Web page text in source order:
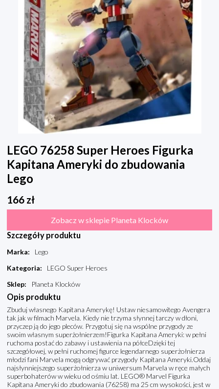
LEGO 76258 Super Heroes Figurka
Kapitana Ameryki do zbudowania
Lego
166 zł
Zobacz w sklepie Planeta Klocków
Szczegóły produktu
Marka:
Lego
Kategoria:
LEGO Super Heroes
Sklep: Planeta Klocków
Opis produktu
Zbuduj własnego Kapitana Amerykę! Ustaw niesamowitego Avengera
tak jak w filmach Marvela. Kiedy nie trzyma słynnej tarczy w dłoni,
przyczep ją do jego pleców. Przygotuj się na wspólne przygody ze
swoim własnym superżołnierzem!Figurka Kapitana Ameryki: w pełni
ruchoma postać do zabawy i ustawienia na półceDzięki tej
szczegółowej, w pełni ruchomej figurce legendarnego superżołnierza
młodzi fani Marvela mogą odgrywać przygody Kapitana Ameryki.Oddaj
najsłynniejszego superżołnierza w uniwersum Marvela w ręce małych
superbohaterów w wieku od ośmiu lat. LEGO® Marvel Figurka
Kapitana Ameryki do zbudowania (76258) ma 25 cm wysokości, jest w